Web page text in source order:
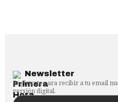
Newsletter
Regístrate para recibir a tu email
versión digital.